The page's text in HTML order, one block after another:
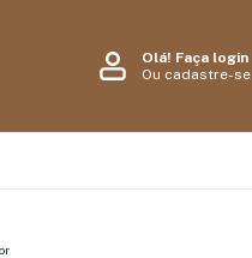
Olá! Faça login
Ou cadastre-se